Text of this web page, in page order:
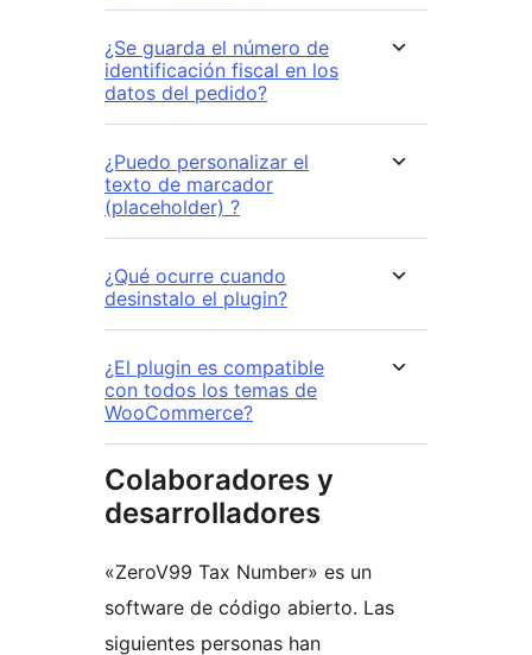
¿Se guarda el número de
identificación fiscal en los
datos del pedido?
¿Puedo personalizar el
texto de marcador
(placeholder) ?
¿Qué ocurre cuando
desinstalo el plugin?
¿El plugin es compatible
con todos los temas de
WooCommerce?
Colaboradores y
desarrolladores
«ZeroV99 Tax Number» es un
software de código abierto. Las
siguientes personas han